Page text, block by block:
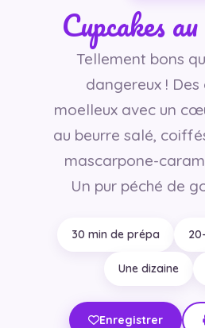
Cupcakes
Tellement bons
dangereux ! Des
moelleux avec un
au beurre salé,
mascarpone-
Un pur péché de
30 min de prépa
Une dizaine
Enregistrer